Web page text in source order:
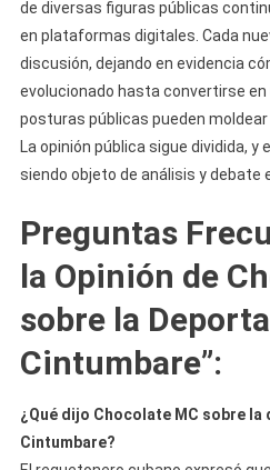
de diversas figuras públicas
en plataformas digitales. Cada
discusión, dejando en evidencia
evolucionado hasta convertirse en
posturas públicas pueden
La opinión pública sigue dividida,
siendo objeto de análisis y debate
Preguntas
la Opinión de
sobre la
Cintumbare”:
¿Qué dijo Chocolate MC sobre la
Cintumbare?